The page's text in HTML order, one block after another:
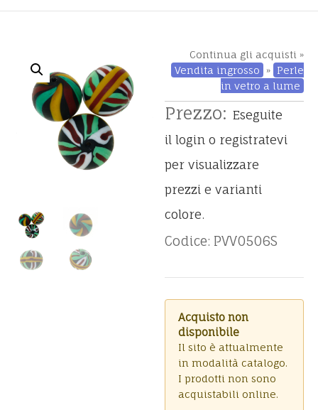
Continua gli acquisti »
Vendita ingrosso
» Perle
in vetro a lume
Prezzo: Eseguite
il login o registratevi
per visualizzare
prezzi e varianti
colore.
Codice: PVV0506S
Acquisto non
disponibile
Il sito è attualmente
in modalità catalogo.
I prodotti non sono
acquistabili online.